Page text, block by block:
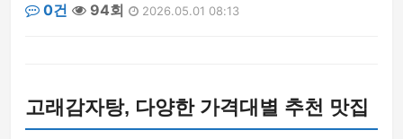
0건
94회 2026.05.01 08:13
고래감자탕, 다양한 가격대별 추천 맛집